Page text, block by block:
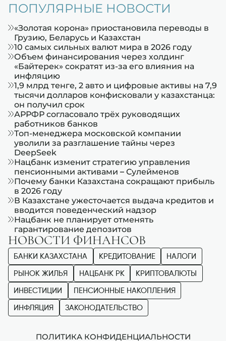
ПОПУЛЯРНЫЕ НОВОСТИ
«Золотая корона» приостановила переводы в
Грузию, Беларусь и Казахстан
10 самых сильных валют мира в 2026 году
Объем финансирования через холдинг
«Байтерек» сократят из-за его влияния на
инфляцию
1,9 млрд тенге, 2 авто и цифровые активы на 7,9
тысячи долларов конфисковали у казахстанца:
он получил срок
АРРФР согласовало трёх руководящих
работников банков
Топ-менеджера московской компании
уволили за разглашение тайны через
DeepSeek
Нацбанк изменит стратегию управления
пенсионными активами – Сулейменов
Почему банки Казахстана сокращают прибыль
в 2026 году
В Казахстане ужесточается выдача кредитов и
вводится поведенческий надзор
Нацбанк не планирует отменять
гарантирование депозитов
НОВОСТИ ФИНАНСОВ
БАНКИ КАЗАХСТАНА КРЕДИТОВАНИЕ НАЛОГИ
РЫНОК ЖИЛЬЯ НАЦБАНК РК КРИПТОВАЛЮТЫ
ИНВЕСТИЦИИ ПЕНСИОННЫЕ НАКОПЛЕНИЯ
ИНФЛЯЦИЯ ЗАКОНОДАТЕЛЬСТВО
ПОЛИТИКА КОНФИДЕНЦИАЛЬНОСТИ